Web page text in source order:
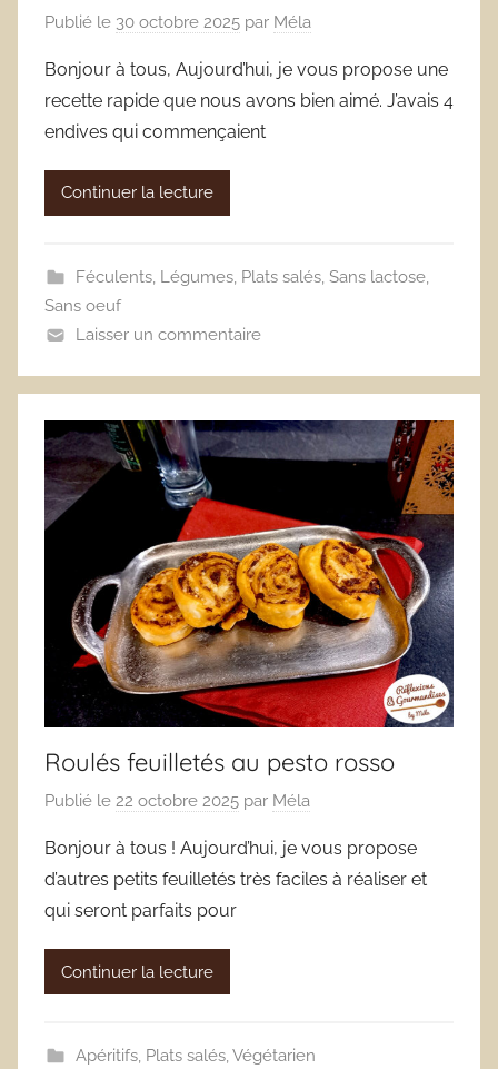
Publié le 30 octobre 2025 par Méla
Bonjour à tous, Aujourd’hui, je vous propose une
recette rapide que nous avons bien aimé. J’avais 4
endives qui commençaient
Continuer la lecture
Féculents, Légumes, Plats salés, Sans lactose,
Sans oeuf
Laisser un commentaire
Roulés feuilletés au pesto rosso
Publié le 22 octobre 2025 par Méla
Bonjour à tous ! Aujourd’hui, je vous propose
d’autres petits feuilletés très faciles à réaliser et
qui seront parfaits pour
Continuer la lecture
Apéritifs, Plats salés,Végétarien